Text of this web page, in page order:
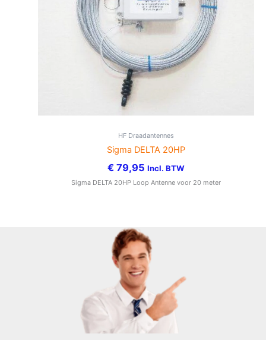
HF Draadantennes
Sigma DELTA 20HP
€79,95 Incl. BTW
Sigma DELTA 20HP Loop Antenne voor 20 meter